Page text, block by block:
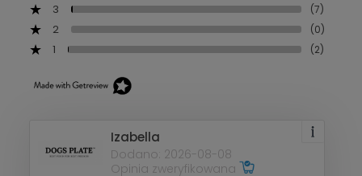
3 (7)
2 (0)
1 (2)
Izabella
Dodano: 2026-08-08
Opinia zweryfikowana